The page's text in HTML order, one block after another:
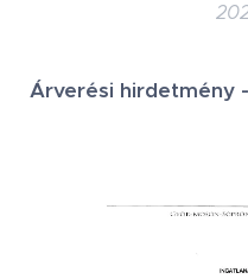
Árverési hirdetmény